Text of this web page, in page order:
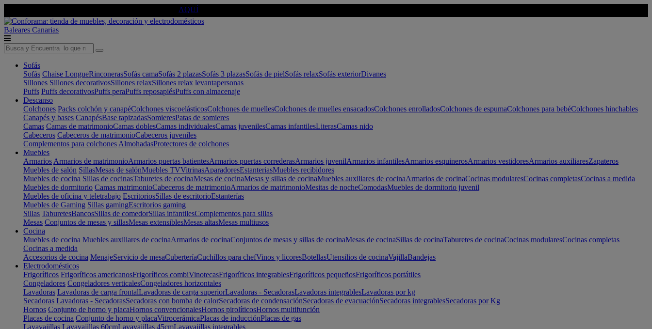
AQUÍ
Baleares Canarias
Sofás
Sofás Chaise LongueRinconerasSofás camaSofás 2 plazasSofás 3 plazasSofás de pielSofás relaxSofás exteriorDivanes
Sillones Sillones decorativosSillones relaxSillones relax levantapersonas
Puffs Puffs decorativosPuffs peraPuffs reposapiésPuffs con almacenaje
Descanso
Colchones Packs colchón y canapéColchones viscoelásticosColchones de muellesColchones de muelles ensacadosColchones enrolladosColchones de espumaColchones para bebéColchones hinchables
Canapés y bases CanapésBase tapizadasSomieresPatas de somieres
Camas Camas de matrimonioCamas doblesCamas individualesCamas juvenilesCamas infantilesLiterasCamas nido
Cabeceros Cabeceros de matrimonioCabeceros juveniles
Complementos para colchones AlmohadasProtectores de colchones
Muebles
Armarios Armarios de matrimonioArmarios puertas batientesArmarios puertas correderasArmarios juvenilArmarios infantilesArmarios esquinerosArmarios vestidoresArmarios auxiliaresZapateros
Muebles de salón SillasMesas de salónMuebles TVVitrinasAparadoresEstanteriasMuebles recibidores
Muebles de cocina Sillas de cocinasTaburetes de cocinaMesas de cocinaMesas y sillas de cocinaMuebles auxiliares de cocinaArmarios de cocinaCocinas modularesCocinas completasCocinas a medida
Muebles de dormitorio Camas matrimonioCabeceros de matrimonioArmarios de matrimonioMesitas de nocheComodasMuebles de dormitorio juvenil
Muebles de oficina y teletrabajo EscritoriosSillas de escritorioEstanterías
Muebles de Gaming Sillas gamingEscritorios gaming
Sillas TaburetesBancosSillas de comedorSillas infantilesComplementos para sillas
Mesas Conjuntos de mesas y sillasMesas extensiblesMesas altasMesas multiusos
Cocina
Muebles de cocina Muebles auxiliares de cocinaArmarios de cocinaConjuntos de mesas y sillas de cocinaMesas de cocinaSillas de cocinaTaburetes de cocinaCocinas modularesCocinas completas
Cocinas a medida
Accesorios de cocina MenajeServicio de mesaCuberteríaCuchillos para chefVinos y licoresBotellasUtensilios de cocinaVajillaBandejas
Electrodomésticos
Frigoríficos Frigoríficos americanosFrigoríficos combiVinotecasFrigoríficos integrablesFrigoríficos pequeñosFrigoríficos portátiles
Congeladores Congeladores verticalesCongeladores horizontales
Lavadoras Lavadoras de carga frontalLavadoras de carga superiorLavadoras - SecadorasLavadoras integrablesLavadoras por kg
Secadoras Lavadoras - SecadorasSecadoras con bomba de calorSecadoras de condensaciónSecadoras de evacuaciónSecadoras integrablesSecadoras por Kg
Hornos Conjunto de horno y placaHornos convencionalesHornos pirolíticosHornos multifunción
Placas de cocina Conjunto de horno y placaVitrocerámicaPlacas de inducciónPlacas de gas
Lavavajillas Lavavajillas 60cmLavavajillas 45cmLavavajillas integrables